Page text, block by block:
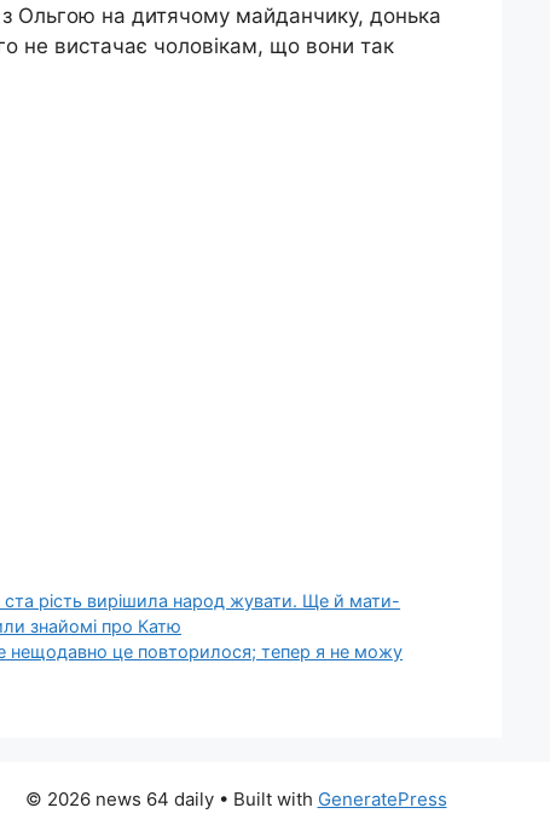
Ольгою на дитячому майданчику, донька
не вистачає чоловікам, що вони так
ста рість вирішила народ жувати. Ще й мати-
знайомі про Катю
нещодавно це повторилося; тепер я не можу
© 2026 news 64 daily• Built with GeneratePress